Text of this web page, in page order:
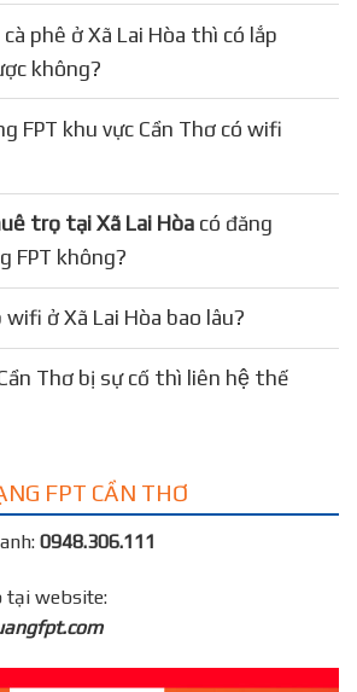
phê ở Xã Lai Hòa thì có lắp
không?
FPT khu vực Cần Thơ có wifi
trọ tại Xã Lai Hòa có đăng
FPT không?
ở Xã Lai Hòa bao lâu?
Thơ bị sự cố thì liên hệ thế
FPT CẦN THƠ
0948.306.111
tại website: